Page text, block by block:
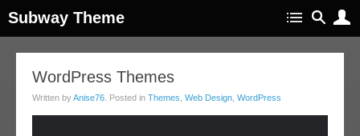
Subway Theme
WordPress Themes
Written byAnise76 . Posted in Themes Web Design WordPress